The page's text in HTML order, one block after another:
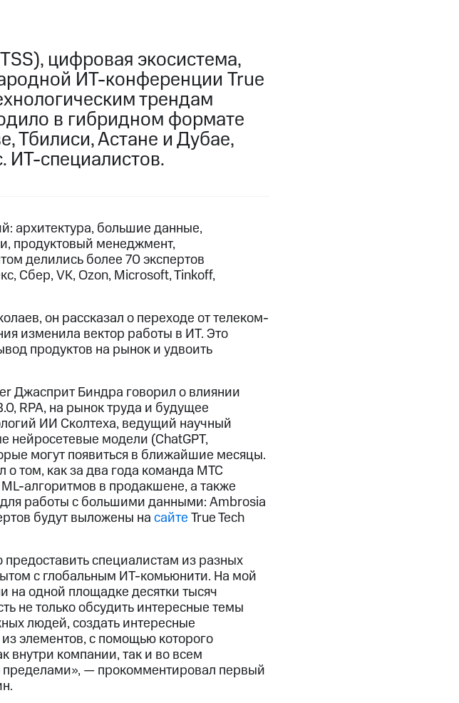
цифровая экосистема,
ИТ-конференции True
трендам
в гибридном формате
Тбилиси, Астане и Дубае,
ИТ-специалистов.
архитектура, большие данные,
продуктовый менеджмент,
делились более 70 экспертов
Сбер, VK, Ozon, Microsoft, Tinkoff,
он рассказал о переходе от телеком-
изменила вектор работы в ИТ. Это
продуктов на рынок и удвоить
Джасприт Биндра говорил о влиянии
RPA, на рынок труда и будущее
ИИ Сколтеха, ведущий научный
нейросетевые модели (ChatGPT,
могут появиться в ближайшие месяцы.
о том, как за два года команда МТС
алгоритмов в продакшене, а также
работы с большими данными: Ambrosia
будут выложены насайтеTrue Tech
специалистам из разных
с глобальным ИТ-комьюнити. На мой
на одной площадке десятки тысяч
не только обсудить интересные темы
людей, создать интересные
элементов, с помощью которого
внутри компании, так и во всем
пределами», — прокомментировал первый